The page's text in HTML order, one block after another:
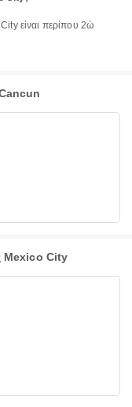
Mexico City